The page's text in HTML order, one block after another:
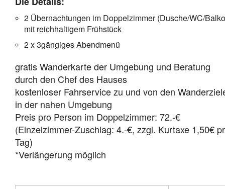
2 Übernachtungen im Doppelzimmer (Dusche/WC/
mit reichhaltigem Frühstück
2 x 3gängiges Abendmenü
gratis Wanderkarte der Umgebung und Beratung
durch den Chef des Hauses
kostenloser Fahrservice zu und von den
in der nahen Umgebung
Preis pro Person im Doppelzimmer: 72.-€
(Einzelzimmer-Zuschlag: 4.-€, zzgl. Kurtaxe 1,50€
Tag)
*Verlängerung möglich